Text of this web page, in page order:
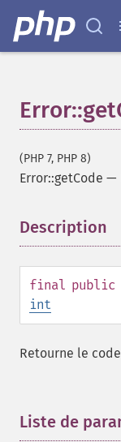
(PHP 7, PHP 8)
Error::getCode —
Description
final public
int
Retourne le
Liste de